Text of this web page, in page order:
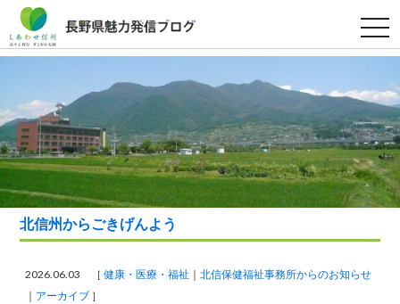
t
o
g
e
n
a
v
i
g
a
t
i
o
北信州からごきげんよう
2026.06.03 ［健康・医療・福祉
北信保健福祉事務所からのお知らせ
アーカイブ ］